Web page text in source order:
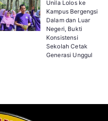
Unila Lolos ke
Kampus Bergengsi
Dalam dan Luar
Negeri, Bukti
Konsistensi
Sekolah Cetak
Generasi Unggul